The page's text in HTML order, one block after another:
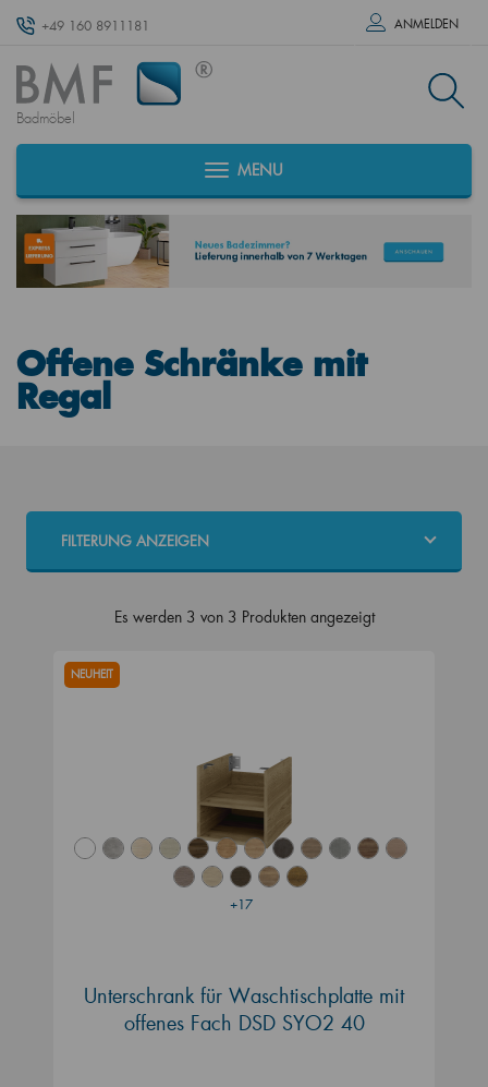
+49 160 8911181 ANMELDEN
Badmöbel
MENU
Offene Schränke mit
Regal
FILTERUNG ANZEIGEN
Es werden 3 von 3 Produkten angezeigt
+17
NEUHEIT
Unterschrank für Waschtischplatte mit
offenes Fach DSD SYO2 40